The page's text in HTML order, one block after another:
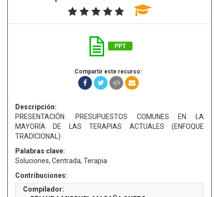
PPT
Compartir este recurso:
Descripción:
PRESENTACIÓN. PRESUPUESTOS COMUNES EN LA
MAYORÍA DE LAS TERAPIAS ACTUALES (ENFOQUE
TRADICIONAL)
Palabras clave:
Soluciones, Centrada, Terapia
Contribuciones:
Compilador: